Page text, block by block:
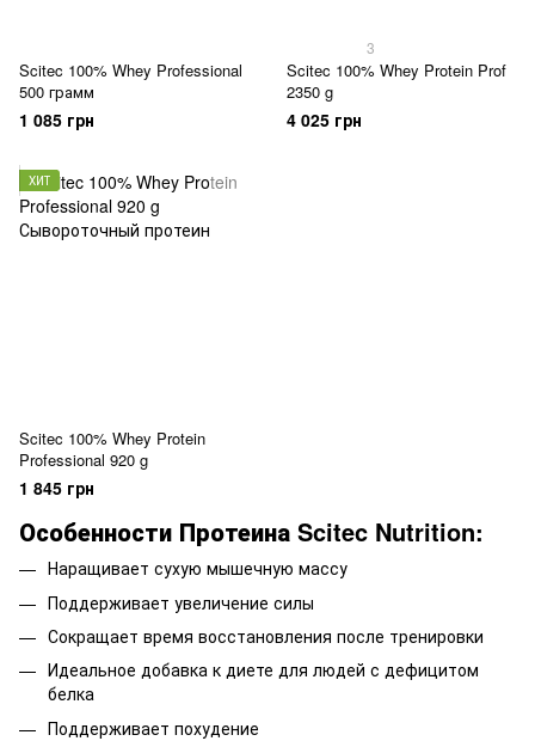
Scitec 100% Whey Professional
500 грамм
1 085 грн
3
Scitec 100% Whey Protein Prof
2350 g
4 025 грн
ХИТ
Scitec 100% Whey Protein
Professional 920 g
1 845 грн
Особенности Протеина Scitec Nutrition:
Наращивает сухую мышечную массу
Поддерживает увеличение силы
Сокращает время восстановления после тренировки
Идеальное добавка к диете для людей с дефицитом
белка
Поддерживает похудение